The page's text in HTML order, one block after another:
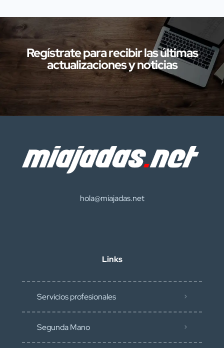
de la provincia de Cáceres relacionadas
con presuntos delitos […]
Regístrate para recibir las últimas
actualizaciones y noticias
hola@miajadas.net
Links
Servicios profesionales
Segunda Mano